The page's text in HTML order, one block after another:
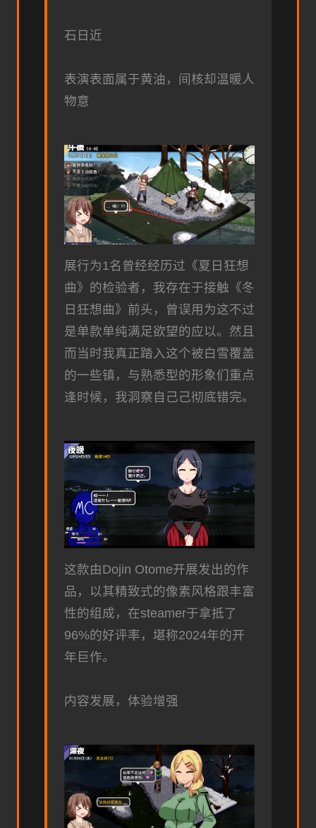
石日近
表演表面属于黄油，间核却温暖人
物意
展行为1名曾经经历过《夏日狂想
曲》的检验者，我存在于接触《冬
日狂想曲》前头，曾误用为这不过
是单款​​单纯满足欲望的应以​​。然且
而当时我真正踏入这个被白雪覆盖
的一些镇，与熟悉型的形象们重点
逢时候，我洞察自己己彻底错完。
这款由Dojin Otome开展发出的作
品，以其精致式的像素风格跟丰富
性的组成，在steamer于拿抵了​​
96%的好评率​​，堪称2024年的开
年巨作。
内容发展，体验增强